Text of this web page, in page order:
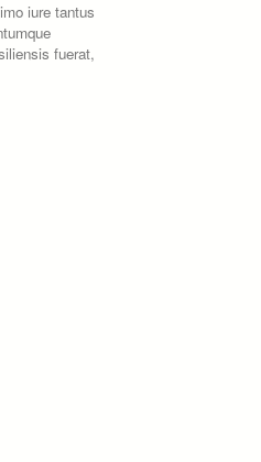
iure tantus
fuerat,